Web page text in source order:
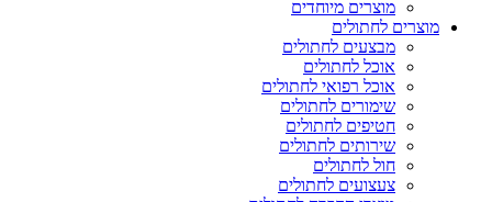
מוצרים מיוחדים
מוצרים לחתולים
מבצעים לחתולים
אוכל לחתולים
אוכל רפואי לחתולים
שימורים לחתולים
חטיפים לחתולים
שירותים לחתולים
חול לחתולים
צעצועים לחתולים